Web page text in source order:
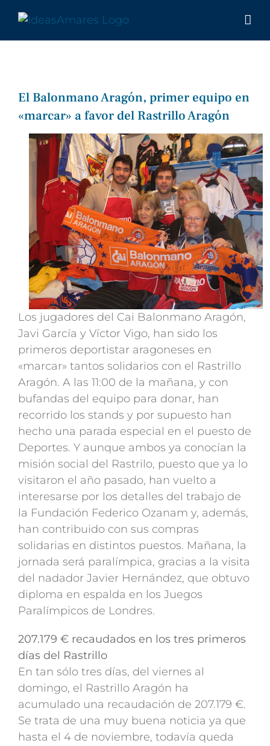
contenido
El Balonmano Aragón, primer equipo en
«marcar» a favor del Rastrillo Aragón
Los jugadores del Cai Balonmano Aragón,
Javi García y Víctor Vigo, han sido los
primeros deportistar aragoneses en
«marcar» tantos solidarios con el Rastrillo
Aragón. A las 11:00 de la mañana, y con
bufandas del equipo para donar, han
recorrido los stands y por supuesto han
hecho una parada especial en el puesto de
Deportes. Y aunque ambos ya conocían la
misión social del Rastrilo, puesto que ya lo
visitaron el año pasado, han vuelto a
interesarse por los detalles del trabajo de
la Fundación Federico Ozanam y, además,
han contribuido con sus compras
solidarias en distintos puestos. Mañana, la
jornada será paralímpica, gracias a la visita
del nadador Javier Hernández, que obtuvo
diploma en espalda en los Juegos
Paralímpicos de Londres.
207.179 € recaudados en los tres primeros
días del Rastrillo
En tan sólo tres días, del viernes al
domingo, el Rastrillo Aragón ha
acumulado una recaudación de 207.179 €.
Se trata de una muy buena noticia ya que
hasta el 4 de noviembre, todavía queda